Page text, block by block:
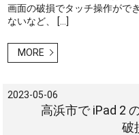
画面の破損でタッチ操作がで
ないなど、 […]
MORE
2023-05-06
高浜市で iPad 2
破